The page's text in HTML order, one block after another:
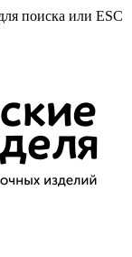
поиска или ESC